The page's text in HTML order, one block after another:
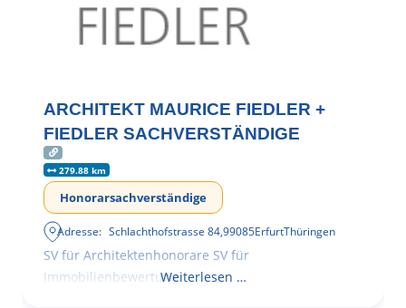
ARCHITEKT MAURICE FIEDLER +
FIEDLER SACHVERSTÄNDIGE
279.88 km
Honorarsachverständige
Adresse: Schlachthofstrasse 84,99085ErfurtThüringen
SV für Architektenhonorare SV für
ImmobilienbewertungWeiterlesen …